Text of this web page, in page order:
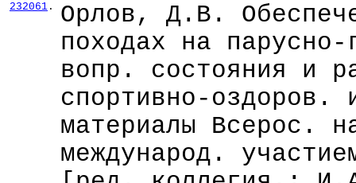
232061 .
Орлов, Д.В.
походах на
вопр. состояния и
спортивно-
материалы Всерос.
международ.